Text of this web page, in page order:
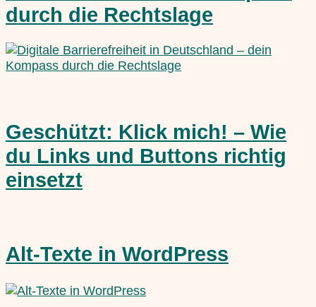
durch die Rechtslage
Geschützt: Klick mich! – Wie
du Links und Buttons richtig
einsetzt
Alt-Texte in WordPress